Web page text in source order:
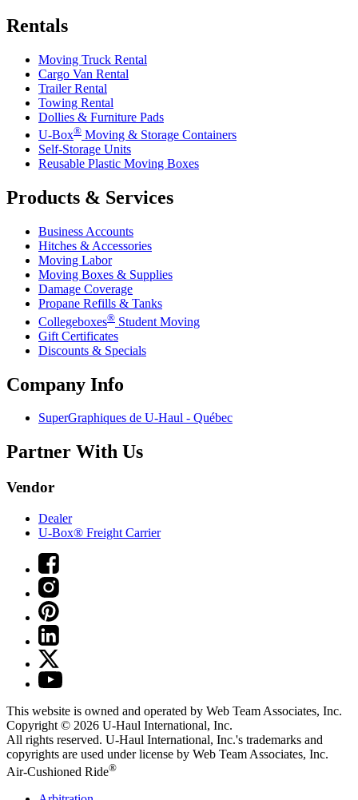
Rentals
Moving Truck Rental
Cargo Van Rental
Trailer Rental
Towing Rental
Dollies & Furniture Pads
U-Box® Moving & Storage Containers
Self-Storage Units
Reusable Plastic Moving Boxes
Products & Services
Business Accounts
Hitches & Accessories
Moving Labor
Moving Boxes & Supplies
Damage Coverage
Propane Refills & Tanks
Collegeboxes® Student Moving
Gift Certificates
Discounts & Specials
Company Info
SuperGraphiques de U-Haul - Québec
Partner With Us
Vendor
Dealer
U-Box® Freight Carrier
This website is owned and operated by Web Team Associates, Inc.
Copyright © 2026 U-Haul International, Inc.
All rights reserved. U-Haul International, Inc.'s trademarks and
copyrights are used under license by Web Team Associates, Inc.
Air-Cushioned Ride®